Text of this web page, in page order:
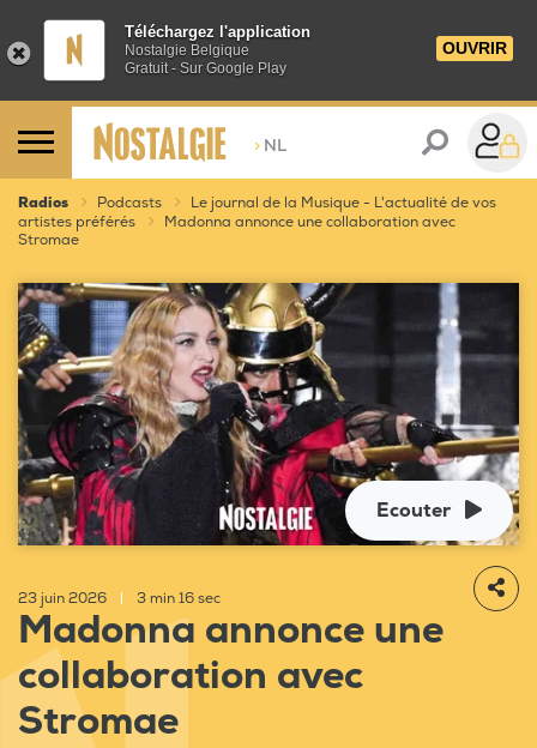
Téléchargez l'application
Nostalgie Belgique
Gratuit - Sur Google Play
OUVRIR
> NL
Radios Podcasts
Le journal de la Musique - L'actualité de vos
artistes préférés
Madonna annonce une collaboration avec
Stromae
Ecouter
23 juin 2026 3 min 16 sec
Madonna annonce une
collaboration avec
Stromae